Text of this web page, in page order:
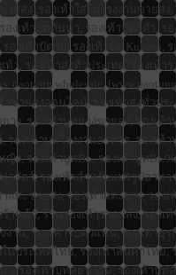
ยส่ง ,รองเท้าใส่ในโรงงานขายส่
องเท้าบูทกันน้ำ, รองเท้าบู๊ตสีดำ,
ท้าบู๊ตกบ, รองเท้าบู๊ต Kuboro, ร
, รองเท้าส่งทั่วประเทศ, รองเท้
wholesale,
าขายส่งออนไลน์, รองเท้าส่งทั่ว
ง, รองเท้าบูทยางขายส่ง, รองเ
องเท้าบูทโรงงานอาหาร, รองเ
, รองเท้าบูทBL, รองเท้าบูท
สัตว์, รองเท้าสำหรับแปรรูปอาห
ตะขายส่ง, รองเท้าแตะยาง, รอ
ค้า, ร้านรองเท้าราคาส่ง, รองเ
, รองเท้ารับตัวแทน, รองเท้าธุ
นประเทศไทย, รองเท้าสินค้าไ
, รองเท้าบูทลุยฟาร์ม, รองเท้าบู